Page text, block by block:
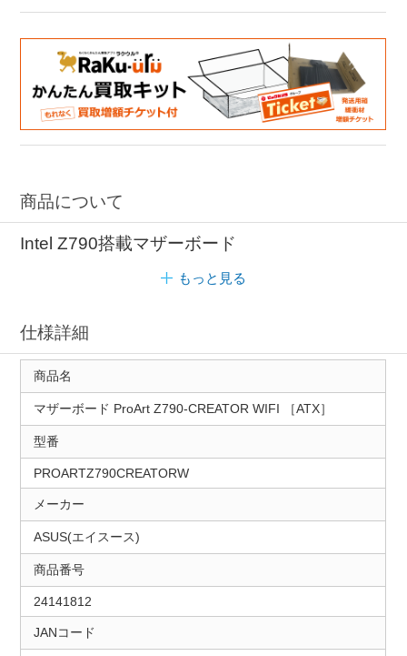
商品について
Intel Z790搭載マザーボード
もっと見る
仕様詳細
商品名
マザーボード ProArt Z790-CREATOR WIFI ［ATX］
型番
PROARTZ790CREATORW
メーカー
ASUS(エイスース)
商品番号
24141812
JANコード